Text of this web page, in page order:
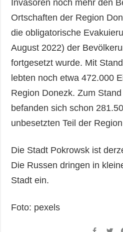
Invasoren noch mehr den
Ortschaften der Region
die obligatorische
August 2022) der
fortgesetzt wurde. Mit
lebten noch etwa 472.000
Region Donezk. Zum
befanden sich schon
unbesetzten Teil der
Die Stadt Pokrowsk ist
Die Russen dringen in
Stadt ein.
Foto: pexels